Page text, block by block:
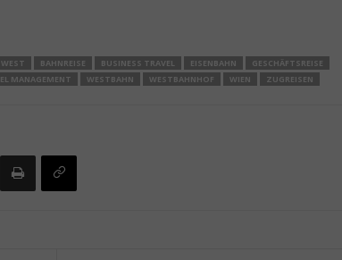
BAHNREISE BUSINESS TRAVEL EISENBAHN
GESCHÄFTSREISE
MANAGEMENT WESTBAHN WESTBAHNHOF WIEN ZUGREISEN